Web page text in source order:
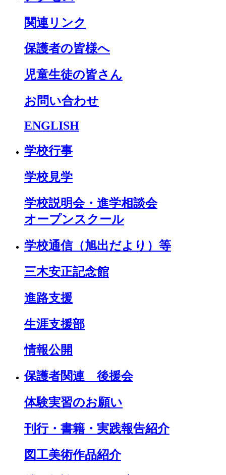
関連リンク
保護者の皆様へ
児童生徒の皆さん
お問い合わせ
ENGLISH
学校行事
学校見学
学校説明会・進学相談会
オープンスクール
学校通信（旭出だより）等
三木安正記念館
進路支援
生涯支援部
情報公開
保護者関連 後援会
体験実習のお願い
刊行・書籍・実践報告紹介
図工美術作品紹介